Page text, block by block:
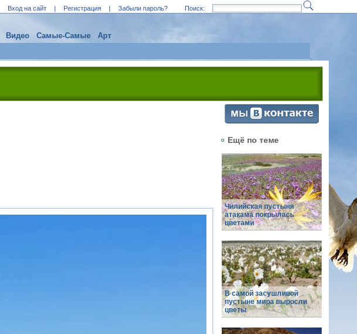
Вход на сайт | Регистрация | Забыли пароль? Поиск:
Видео Самые-Самые Арт
Ещё по теме
Чилийская пустыня
атакама покрылась
цветами
В самой засушливой
пустыне мира выросли
цветы